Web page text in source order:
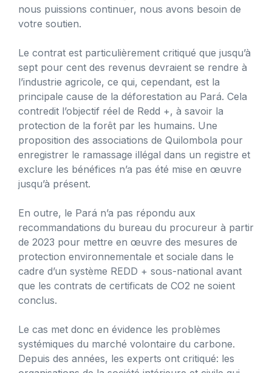
nous puissions continuer, nous avons besoin de
votre soutien.
Le contrat est particulièrement critiqué que jusqu’à
sept pour cent des revenus devraient se rendre à
l’industrie agricole, ce qui, cependant, est la
principale cause de la déforestation au Pará. Cela
contredit l’objectif réel de Redd +, à savoir la
protection de la forêt par les humains. Une
proposition des associations de Quilombola pour
enregistrer le ramassage illégal dans un registre et
exclure les bénéfices n’a pas été mise en œuvre
jusqu’à présent.
En outre, le Pará n’a pas répondu aux
recommandations du bureau du procureur à partir
de 2023 pour mettre en œuvre des mesures de
protection environnementale et sociale dans le
cadre d’un système REDD + sous-national avant
que les contrats de certificats de CO2 ne soient
conclus.
Le cas met donc en évidence les problèmes
systémiques du marché volontaire du carbone.
Depuis des années, les experts ont critiqué: les